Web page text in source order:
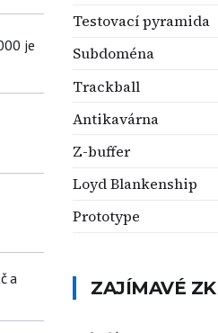
je
a
Testovací pyramida
Subdoména
Trackball
Antikavárna
Z-buffer
Loyd Blankenship
Prototype
ZAJÍMAVÉ